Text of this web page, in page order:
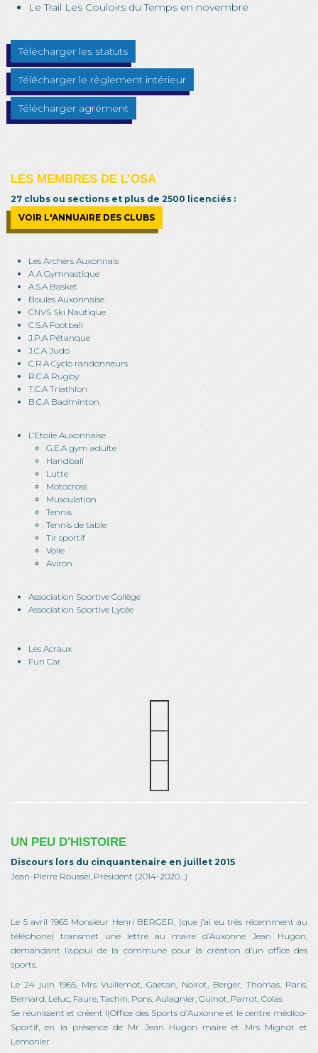
Le Trail Les Couloirs du Temps en novembre
Télécharger les statuts
Télécharger le règlement intérieur
Télécharger agrément
LES MEMBRES DE L’OSA
27 clubs ou sections et plus de 2500 licenciés :
VOIR L'ANNUAIRE DES CLUBS
Les Archers Auxonnais
A A Gymnastique
A.S.A Basket
Boules Auxonnaise
CNVS Ski Nautique
C.S.A Football
J.P.A Pétanque
J.C.A Judo
C.R.A Cyclo randonneurs
R.C.A Rugby
T.C.A Triathlon
B.C.A Badminton
L’Etoile Auxonnaise
G.E.A gym adulte
Handball
Lutte
Motocross
Musculation
Tennis
Tennis de table
Tir sportif
Voile
Aviron
Association Sportive Collège
Association Sportive Lycée
Les Acraux
Fun Car
UN PEU D'HISTOIRE
Discours lors du cinquantenaire en juillet 2015
Jean-Pierre Roussel, Président (2014-2020…)
Le 5 avril 1965 Monsieur Henri BERGER, (que j’ai eu très récemment au
téléphone) transmet une lettre au maire d’Auxonne Jean Hugon,
demandant l’appui de la commune pour la création d’un office des
sports.
Le 24 juin 1965, Mrs Vuillemot, Gaetan, Noirot, Berger, Thomas, Paris,
Bernard, Leluc, Faure, Tachin, Pons, Aulagnier, Guinot, Parrot, Colas
Se réunissent et créent l(Office des Sports d’Auxonne et le centre médico-
Sportif, en la présence de Mr Jean Hugon maire et Mrs Mignot et
Lemonier